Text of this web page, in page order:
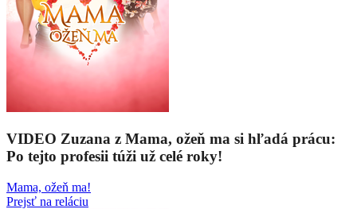
VIDEO Zuzana z Mama, ožeň ma si hľadá prácu:
Po tejto profesii túži už celé roky!
Mama, ožeň ma!
Prejsť na reláciu